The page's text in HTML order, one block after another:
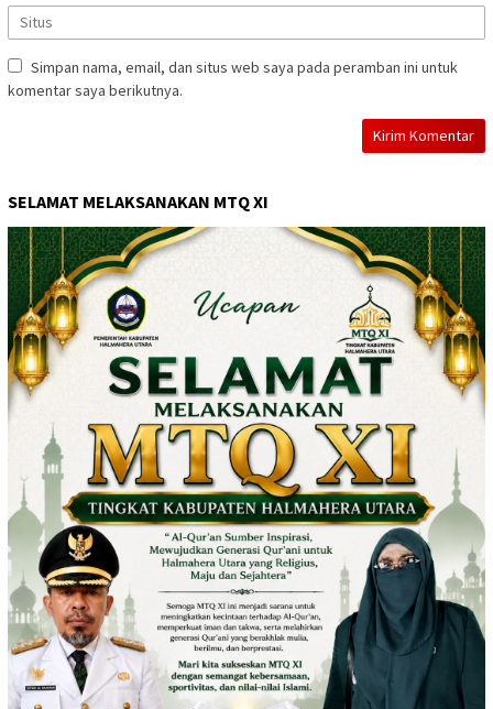
Simpan nama, email, dan situs web saya pada peramban ini untuk
komentar saya berikutnya.
SELAMAT MELAKSANAKAN MTQ XI